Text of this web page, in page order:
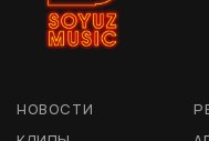
НОВОСТИ